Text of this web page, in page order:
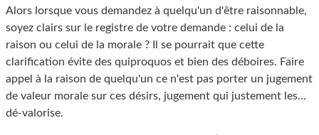
Alors lorsque vous demandez à quelqu'un d'être raisonnable,
soyez clairs sur le registre de votre demande : celui de la
raison ou celui de la morale ? Il se pourrait que cette
clarification évite des quiproquos et bien des déboires. Faire
appel à la raison de quelqu'un ce n'est pas porter un jugement
de valeur morale sur ces désirs, jugement qui justement les...
dé-valorise.